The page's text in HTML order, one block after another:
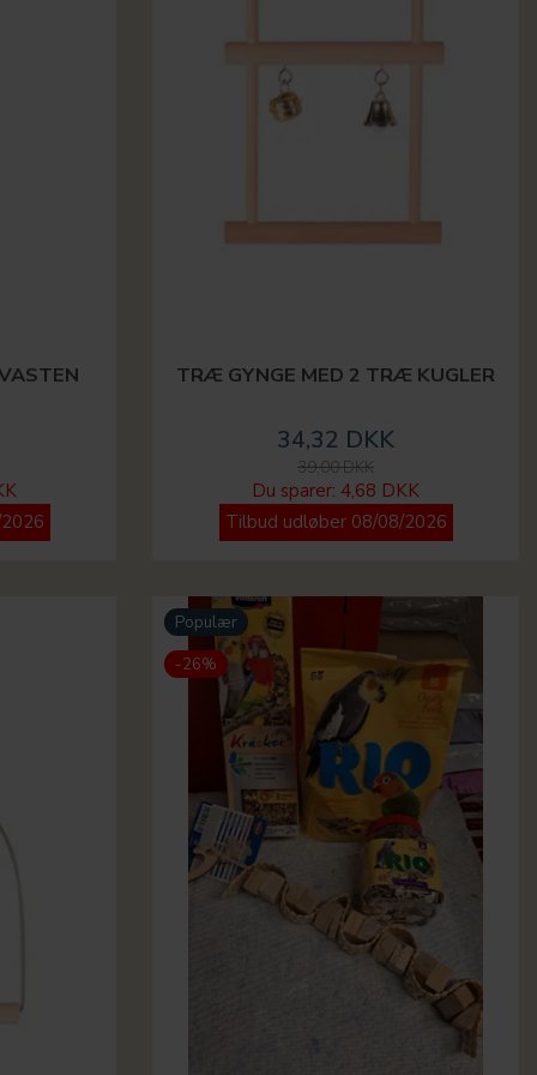
TRÆ GYNGE MED 2 TRÆ KUGLER
34,32 DKK
39,00 DKK
Du sparer: 4,68 DKK
Tilbud udløber 08/08/2026
Populær
-26%